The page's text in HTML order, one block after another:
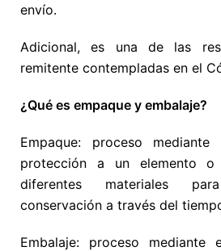
envío.
Adicional, es una de las
remitente contempladas en el
¿Qué es empaque y embalaje?
Empaque: proceso
protección a un elemento o
diferentes materiales
conservación a través del
Embalaje: proceso